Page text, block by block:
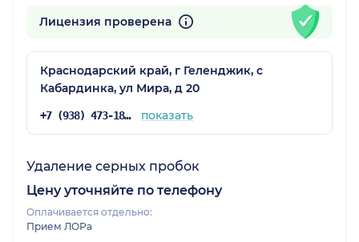
Лицензия проверена
Краснодарский край, г Геленджик, с
Кабардинка, ул Мира, д 20
+7 (938) 473-18-53 показать
Удаление серных пробок
Цену уточняйте по телефону
Оплачивается отдельно:
Прием ЛОРа